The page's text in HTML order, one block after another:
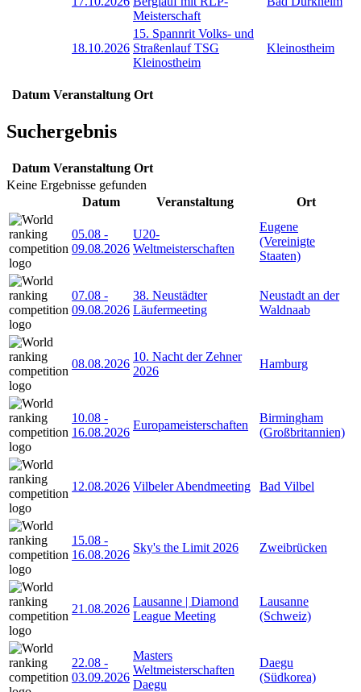
Meisterschaft
18.10.2026
15. Spannrit Volks- und
Straßenlauf TSG
Kleinostheim
Kleinostheim
Datum Veranstaltung Ort
Suchergebnis
Datum Veranstaltung Ort
Keine Ergebnisse gefunden
Datum
Veranstaltung Ort
05.08 -
09.08.2026
U20-
Weltmeisterschaften
Eugene
(Vereinigte
Staaten)
07.08 -
09.08.2026
38. Neustädter
Läufermeeting
Neustadt an der
Waldnaab
08.08.2026
10. Nacht der Zehner
2026
Hamburg
10.08 -
16.08.2026
Europameisterschaften
Birmingham
(Großbritannien)
12.08.2026 Vilbeler Abendmeeting Bad Vilbel
15.08 -
16.08.2026
Sky's the Limit 2026 Zweibrücken
21.08.2026
Lausanne | Diamond
League Meeting
Lausanne
(Schweiz)
22.08 -
03.09.2026
Masters
Weltmeisterschaften
Daegu
Daegu
(Südkorea)